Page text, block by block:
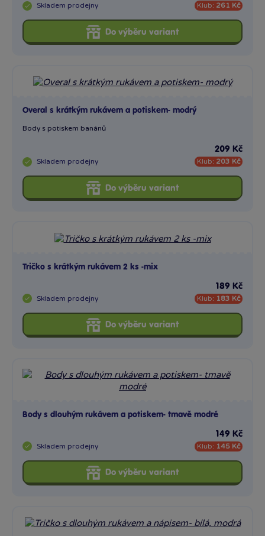
Skladem prodejny Klub: 261 Kč
Do výběru variant
Overal s krátkým rukávem a potiskem- modrý
Body s potiskem banánů
Skladem prodejny
209 Kč
Klub: 203 Kč
Do výběru variant
Tričko s krátkým rukávem 2 ks -mix
Skladem prodejny
189 Kč
Klub: 183 Kč
Do výběru variant
Body s dlouhým rukávem a potiskem- tmavě modré
Skladem prodejny
149 Kč
Klub: 145 Kč
Do výběru variant